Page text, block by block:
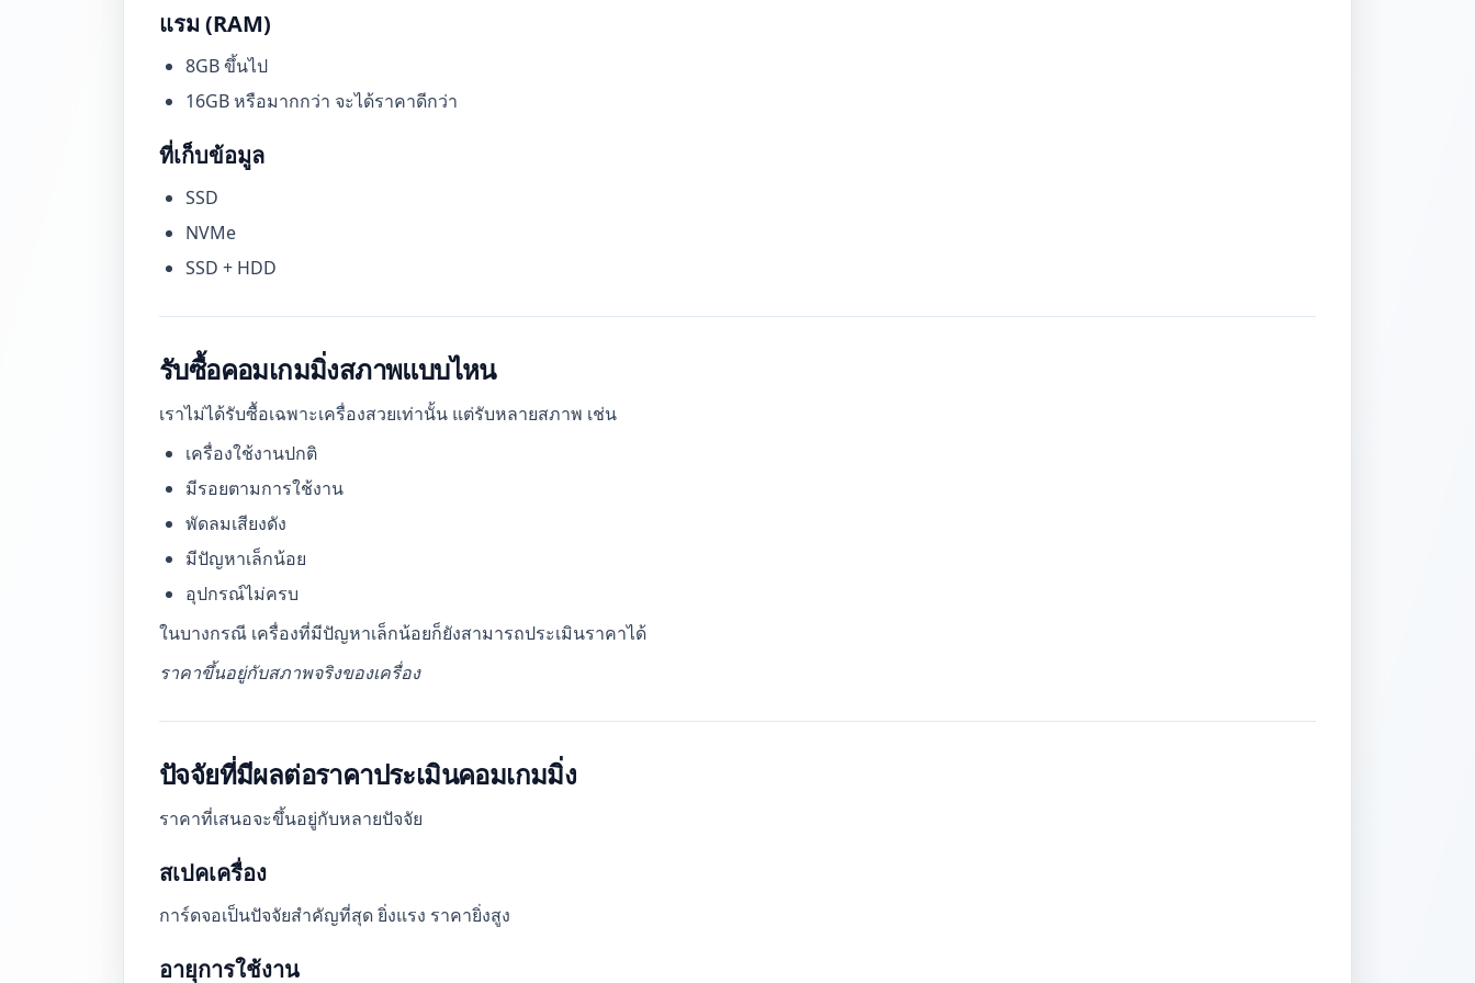
แรม (RAM)
8GB ขึ้นไป
16GB หรือมากกว่า จะได้ราคาดีกว่า
ที่เก็บข้อมูล
SSD
NVMe
SSD + HDD
รับซื้อคอมเกมมิ่งสภาพแบบไหน
เราไม่ได้รับซื้อเฉพาะเครื่องสวยเท่านั้น แต่รับหลายสภาพ เช่น
เครื่องใช้งานปกติ
มีรอยตามการใช้งาน
พัดลมเสียงดัง
มีปัญหาเล็กน้อย
อุปกรณ์ไม่ครบ
ในบางกรณี เครื่องที่มีปัญหาเล็กน้อยก็ยังสามารถประเมินราคาได้
ราคาขึ้นอยู่กับสภาพจริงของเครื่อง
ปัจจัยที่มีผลต่อราคาประเมินคอมเกมมิ่ง
ราคาที่เสนอจะขึ้นอยู่กับหลายปัจจัย
สเปคเครื่อง
การ์ดจอเป็นปัจจัยสำคัญที่สุด ยิ่งแรง ราคายิ่งสูง
อายุการใช้งาน